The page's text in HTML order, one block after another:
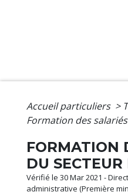
Accueil particuliers >
Formation des
FORMATION
DU SECTEUR
Vérifié le 30 Mar 2021 -
administrative (Première